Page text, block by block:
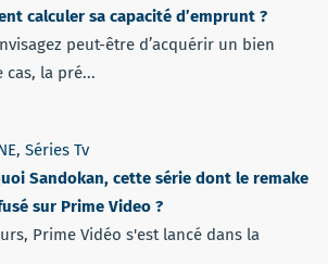
calculer sa capacité d’emprunt ?
peut-être d’acquérir un bien
cas, la pré...
, Séries Tv
Sandokan, cette série dont le remake
sur Prime Video ?
Prime Vidéo s'est lancé dans la